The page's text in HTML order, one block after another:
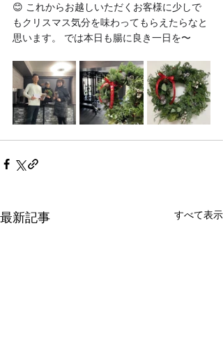
😊 これからお越しいただくお客様に少しで
もクリスマス気分を味わってもらえたらなと
思います。 では本日も腸に良き一日を〜
最新記事 すべて表示